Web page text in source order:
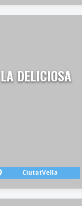
LA DELICIOSA
CiutatVella